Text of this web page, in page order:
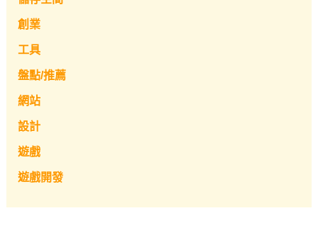
創業
工具
盤點/推薦
網站
設計
遊戲
遊戲開發